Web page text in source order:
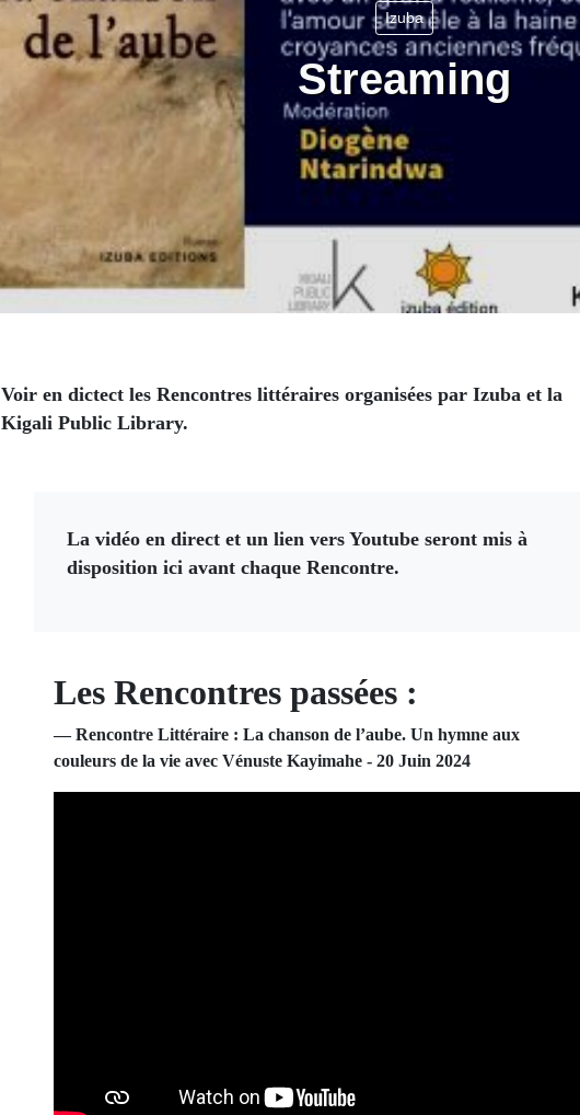
Izuba
Streaming
Voir en dictect les Rencontres littéraires organisées par Izuba et la
Kigali Public Library.
La vidéo en direct et un lien vers Youtube seront mis à
disposition ici avant chaque Rencontre.
Les Rencontres passées :
— Rencontre Littéraire : La chanson de l’aube. Un hymne aux
couleurs de la vie avec Vénuste Kayimahe - 20 Juin 2024